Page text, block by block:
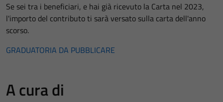
Se sei tra i beneficiari, e hai già ricevuto la Carta nel 2023,
l'importo del contributo ti sarà versato sulla carta dell'anno
scorso.
GRADUATORIA DA PUBBLICARE
A cura di